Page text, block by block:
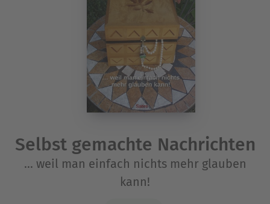
Selbst gemachte Nachrichten
... weil man einfach nichts mehr glauben
kann!